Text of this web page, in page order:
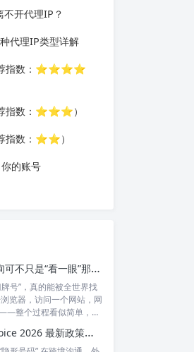
开代理IP？
代理IP类型详解
指数：⭐⭐⭐⭐
指数：⭐⭐⭐）
指数：⭐⭐）
的账号
公网IP查询可不只是“看一眼”那么简单！如何保护你的网络身份？
号”，真的能被全世界找
览器，访问一个网站，网
整个过程看似简单，但
Google Voice 2026 最新政策解读：付费订阅、Gemini 纪要、实名认证——GV的变与不变